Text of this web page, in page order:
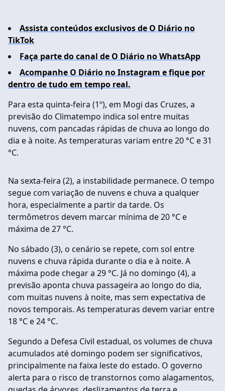
Assista conteúdos exclusivos de O Diário no
TikTok
Faça parte do canal de O Diário no WhatsApp
Acompanhe O Diário no Instagram e fique por
dentro de tudo em tempo real.
Para esta quinta-feira (1º), em Mogi das Cruzes, a
previsão do Climatempo indica sol entre muitas
nuvens, com pancadas rápidas de chuva ao longo do
dia e à noite. As temperaturas variam entre 20 °C e 31
°C.
Na sexta-feira (2), a instabilidade permanece. O tempo
segue com variação de nuvens e chuva a qualquer
hora, especialmente a partir da tarde. Os
termômetros devem marcar mínima de 20 °C e
máxima de 27 °C.
No sábado (3), o cenário se repete, com sol entre
nuvens e chuva rápida durante o dia e à noite. A
máxima pode chegar a 29 °C. Já no domingo (4), a
previsão aponta chuva passageira ao longo do dia,
com muitas nuvens à noite, mas sem expectativa de
novos temporais. As temperaturas devem variar entre
18 °C e 24 °C.
Segundo a Defesa Civil estadual, os volumes de chuva
acumulados até domingo podem ser significativos,
principalmente na faixa leste do estado. O governo
alerta para o risco de transtornos como alagamentos,